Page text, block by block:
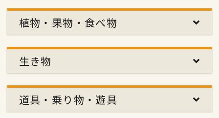
植物・果物・食べ物
生き物
道具・乗り物・遊具